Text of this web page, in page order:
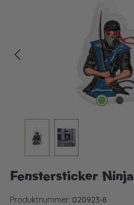
Fenstersticker Ninja
Produktnummer: 020923-8